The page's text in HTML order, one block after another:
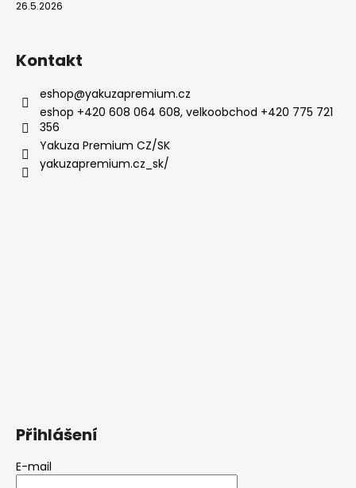
26.5.2026
Kontakt
eshop@yakuzapremium.cz
eshop +420 608 064 608, velkoobchod +420 775 721
356
Yakuza Premium CZ/SK
yakuzapremium.cz_sk/
Přihlášení
E-mail